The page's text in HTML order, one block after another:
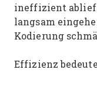
ineffizient
langsam
Kodierung
Effizienz